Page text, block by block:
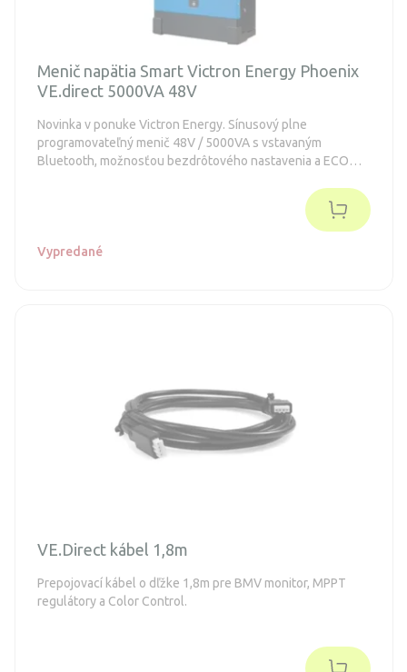
Menič napätia Smart Victron Energy Phoenix
VE.direct 5000VA 48V
Novinka v ponuke Victron Energy. Sínusový plne
programovateľný menič 48V / 5000VA s vstavaným
Bluetooth, možnosťou bezdrôtového nastavenia a ECO
Vypredané
VE.Direct kábel 1,8m
Prepojovací kábel o dľžke 1,8m pre BMV monitor, MPPT
regulátory a Color Control.